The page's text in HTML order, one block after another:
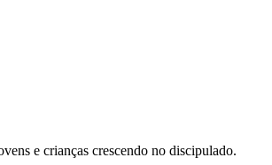
e crianças crescendo no discipulado.